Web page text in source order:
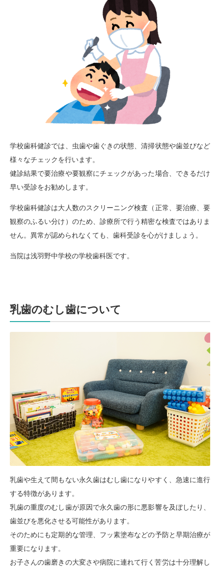
学校歯科健診では、虫歯や歯ぐきの状態、清掃状態や歯並びなど
様々なチェックを行います。
健診結果で要治療や要観察にチェックがあった場合、できるだけ
早い受診をお勧めします。
学校歯科健診は大人数のスクリーニング検査（正常、要治療、要
観察のふるい分け）のため、診療所で行う精密な検査ではありま
せん。異常が認められなくても、歯科受診を心がけましょう。
当院は浅羽野中学校の学校歯科医です。
乳歯のむし歯について
乳歯や生えて間もない永久歯はむし歯になりやすく、急速に進行
する特徴があります。
乳歯の重度のむし歯が原因で永久歯の形に悪影響を及ぼしたり、
歯並びを悪化させる可能性があります。
そのためにも定期的な管理、フッ素塗布などの予防と早期治療が
重要になります。
お子さんの歯磨きの大変さや病院に連れて行く苦労は十分理解し